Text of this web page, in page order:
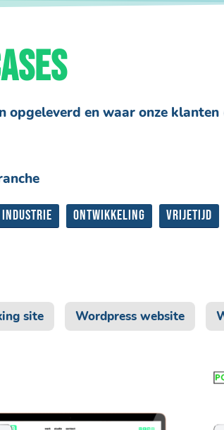
opgeleverd en waar onze
Industrie Ontwikkeling Vrijetijd
site Wordpress website